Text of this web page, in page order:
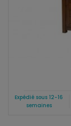
Expédié sous 12-16
semaines